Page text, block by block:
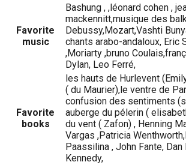
Favorite
music
Bashung , ,léonard cohen ,
mackennitt,musique des
Debussy,Mozart,Vashti
chants arabo-andaloux, Eric
,Moriarty ,bruno
Dylan, Leo Ferré,
Favorite
books
les hauts de Hurlevent
( du Maurier),le ventre de
confusion des sentiments
auberge du pélerin (
du vent ( Zafon) , Henning
Vargas ,Patricia
Paassilina , John Fante,
Kennedy,